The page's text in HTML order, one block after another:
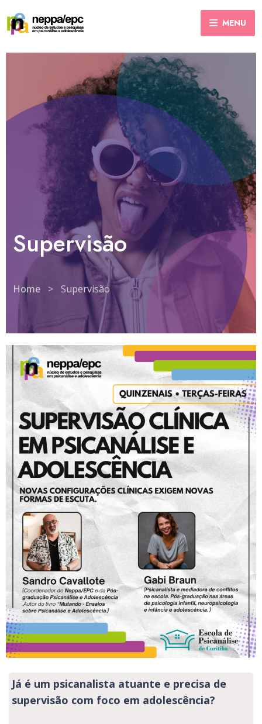
MENU
Supervisão
Home > Supervisão
Já é um psicanalista atuante e precisa de
supervisão com foco em adolescência?